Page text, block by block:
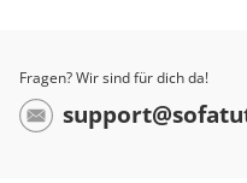
Fragen? Wir sind für dich da!